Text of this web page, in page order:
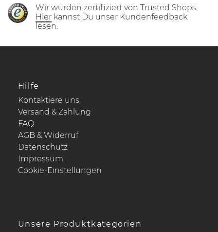
Wir wurden zertifiziert von Trusted Shops.
Hier kannst Du unser Kundenfeedback
lesen.
Hilfe
Kontaktiere uns
Versand & Zahlung
FAQ
AGB & Widerruf
Datenschutz
Impressum
Cookie-Einstellungen
Unsere Produktkategorien